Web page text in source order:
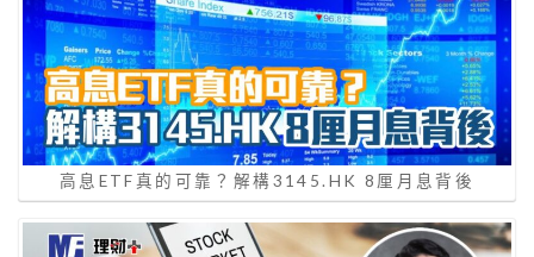
高息ETF真的可靠？解構3145.HK 8厘月息背後